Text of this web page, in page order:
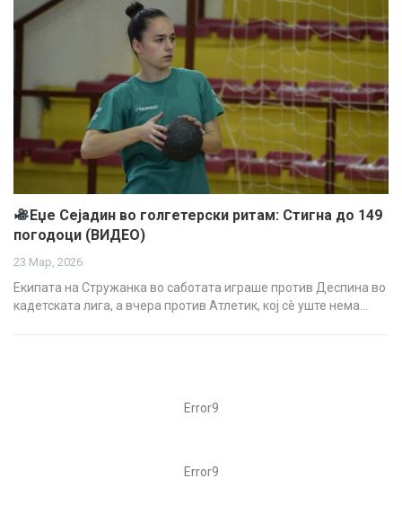
Еџе Сејадин во голгетерски ритам: Стигна до 149
погодоци (ВИДЕО)
23 Мар, 2026
Екипата на Стружанка во саботата играше против Деспина во
кадетската лига, а вчера против Атлетик, кој сè уште нема…
Error9
Error9